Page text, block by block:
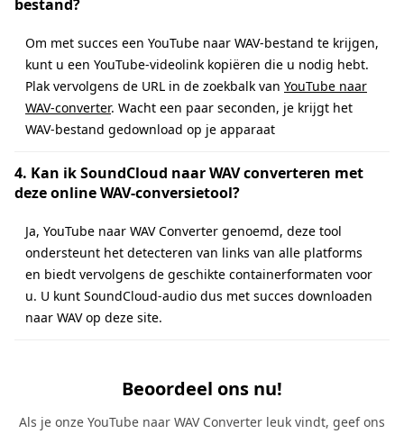
bestand?
Om met succes een YouTube naar WAV-bestand te krijgen,
kunt u een YouTube-videolink kopiëren die u nodig hebt.
Plak vervolgens de URL in de zoekbalk van YouTube naar
WAV-converter. Wacht een paar seconden, je krijgt het
WAV-bestand gedownload op je apparaat
4. Kan ik SoundCloud naar WAV converteren met
deze online WAV-conversietool?
Ja, YouTube naar WAV Converter genoemd, deze tool
ondersteunt het detecteren van links van alle platforms
en biedt vervolgens de geschikte containerformaten voor
u. U kunt SoundCloud-audio dus met succes downloaden
naar WAV op deze site.
Beoordeel ons nu!
Als je onze YouTube naar WAV Converter leuk vindt, geef ons